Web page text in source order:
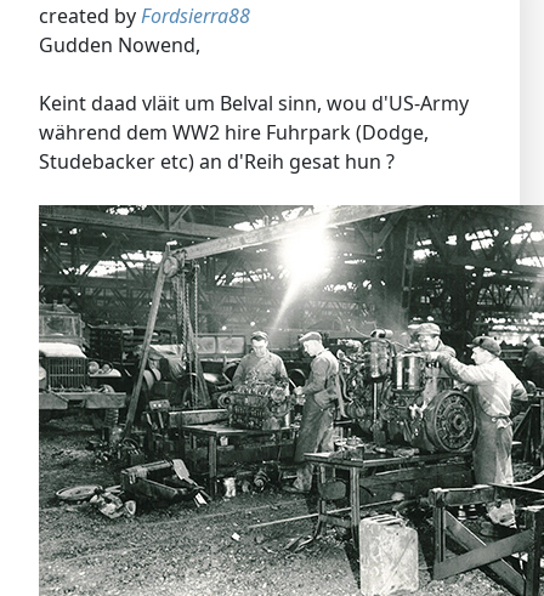
created byFordsierra88
Gudden Nowend,
Keint daad vläit um Belval sinn, wou d'US-Army
während dem WW2 hire Fuhrpark (Dodge,
Studebacker etc) an d'Reih gesat hun ?